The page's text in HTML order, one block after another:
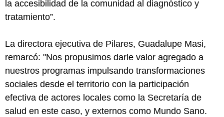
la accesibilidad de la comunidad al diagnóstico y
tratamiento”.
La directora ejecutiva de Pilares, Guadalupe Masi,
remarcó: "Nos propusimos darle valor agregado a
nuestros programas impulsando transformaciones
sociales desde el territorio con la participación
efectiva de actores locales como la Secretaría de
salud en este caso, y externos como Mundo Sano.